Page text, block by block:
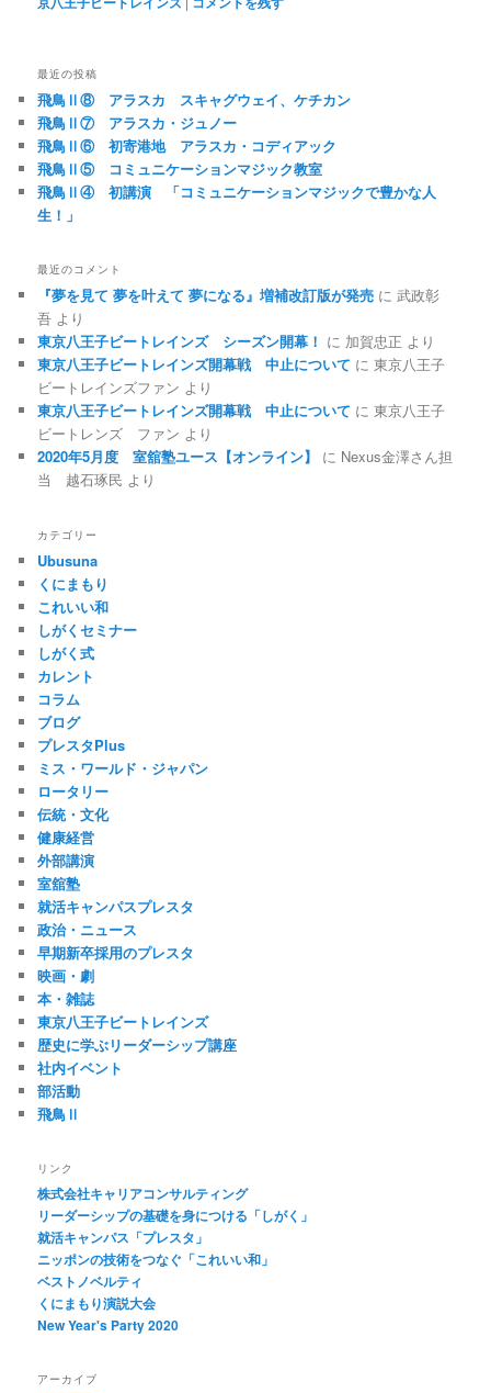
最近の投稿
飛鳥Ⅱ⑧ アラスカ スキャグウェイ、ケチカン
飛鳥Ⅱ⑦ アラスカ・ジュノー
飛鳥Ⅱ⑥ 初寄港地 アラスカ・コディアック
飛鳥Ⅱ⑤ コミュニケーションマジック教室
飛鳥Ⅱ④ 初講演 「コミュニケーションマジックで豊かな人
生！」
最近のコメント
『夢を見て 夢を叶えて 夢になる』増補改訂版が発売 に武政彰
吾 より
東京八王子ビートレインズ シーズン開幕！ に 加賀忠正 より
東京八王子ビートレインズ開幕戦 中止について に東京八王子
ビートレインズファン より
東京八王子ビートレインズ開幕戦 中止について に東京八王子
ビートレンズ ファン より
2020年5月度 室舘塾ユース【オンライン】
に Nexus金澤さん担
当 越石琢民 より
カテゴリー
Ubusuna
くにまもり
これいい和
しがくセミナー
しがく式
カレント
コラム
ブログ
プレスタPlus
ミス・ワールド・ジャパン
ロータリー
伝統・文化
健康経営
外部講演
室舘塾
就活キャンパスプレスタ
政治・ニュース
早期新卒採用のプレスタ
映画・劇
本・雑誌
東京八王子ビートレインズ
歴史に学ぶリーダーシップ講座
社内イベント
部活動
飛鳥Ⅱ
リンク
株式会社キャリアコンサルティング
リーダーシップの基礎を身につける「しがく」
就活キャンパス「プレスタ」
ニッポンの技術をつなぐ「これいい和」
ベストノベルティ
くにまもり演説大会
New Year's Party 2020
アーカイブ